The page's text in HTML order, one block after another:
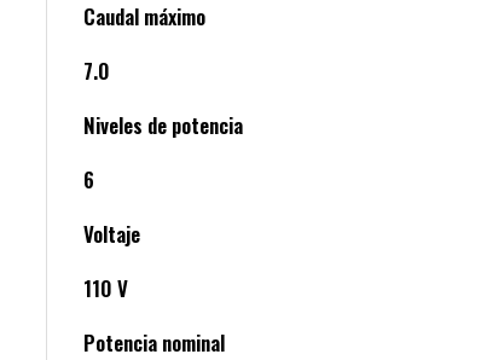
Caudal máximo
7.0
Niveles de potencia
6
Voltaje
110 V
Potencia nominal